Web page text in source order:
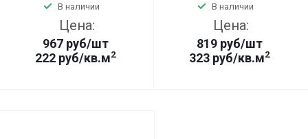
В наличии
Цена:
967 руб/шт
222 руб/кв.м2
В наличии
Цена:
819 руб/шт
323 руб/кв.м2